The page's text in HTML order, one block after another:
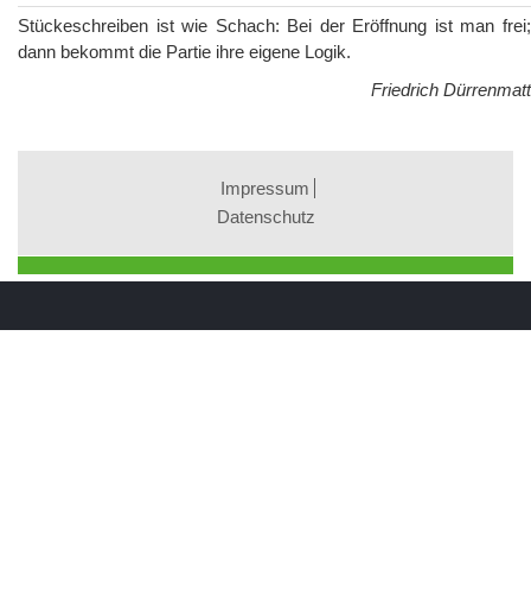
Stückeschreiben ist wie Schach: Bei der Eröffnung ist man frei;
dann bekommt die Partie ihre eigene Logik.
Friedrich Dürrenmatt
Impressum
Datenschutz